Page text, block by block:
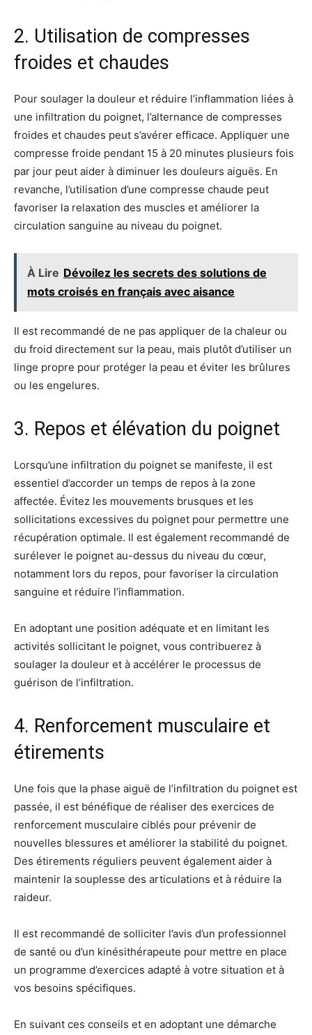
2. Utilisation de compresses
froides et chaudes
Pour soulager la douleur et réduire l’inflammation liées à
une infiltration du poignet, l’alternance de compresses
froides et chaudes peut s’avérer efficace. Appliquer une
compresse froide pendant 15 à 20 minutes plusieurs fois
par jour peut aider à diminuer les douleurs aiguës. En
revanche, l’utilisation d’une compresse chaude peut
favoriser la relaxation des muscles et améliorer la
circulation sanguine au niveau du poignet.
À Lire Dévoilez les secrets des solutions de
mots croisés en français avec aisance
Il est recommandé de ne pas appliquer de la chaleur ou
du froid directement sur la peau, mais plutôt d’utiliser un
linge propre pour protéger la peau et éviter les brûlures
ou les engelures.
3. Repos et élévation du poignet
Lorsqu’une infiltration du poignet se manifeste, il est
essentiel d’accorder un temps de repos à la zone
affectée. Évitez les mouvements brusques et les
sollicitations excessives du poignet pour permettre une
récupération optimale. Il est également recommandé de
surélever le poignet au-dessus du niveau du cœur,
notamment lors du repos, pour favoriser la circulation
sanguine et réduire l’inflammation.
En adoptant une position adéquate et en limitant les
activités sollicitant le poignet, vous contribuerez à
soulager la douleur et à accélérer le processus de
guérison de l’infiltration.
4. Renforcement musculaire et
étirements
Une fois que la phase aiguë de l’infiltration du poignet est
passée, il est bénéfique de réaliser des exercices de
renforcement musculaire ciblés pour prévenir de
nouvelles blessures et améliorer la stabilité du poignet.
Des étirements réguliers peuvent également aider à
maintenir la souplesse des articulations et à réduire la
raideur.
Il est recommandé de solliciter l’avis d’un professionnel
de santé ou d’un kinésithérapeute pour mettre en place
un programme d’exercices adapté à votre situation et à
vos besoins spécifiques.
En suivant ces conseils et en adoptant une démarche